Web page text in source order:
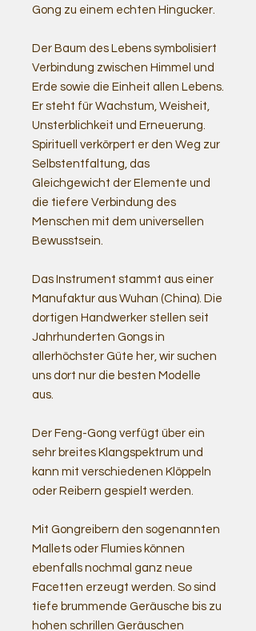
Gong zu einem echten Hingucker.
Der Baum des Lebens symbolisiert
Verbindung zwischen Himmel und
Erde sowie die Einheit allen Lebens.
Er steht für Wachstum, Weisheit,
Unsterblichkeit und Erneuerung.
Spirituell verkörpert er den Weg zur
Selbstentfaltung, das
Gleichgewicht der Elemente und
die tiefere Verbindung des
Menschen mit dem universellen
Bewusstsein.
Das Instrument stammt aus einer
Manufaktur aus Wuhan (China). Die
dortigen Handwerker stellen seit
Jahrhunderten Gongs in
allerhöchster Güte her, wir suchen
uns dort nur die besten Modelle
aus.
Der Feng-Gong verfügt über ein
sehr breites Klangspektrum und
kann mit verschiedenen Klöppeln
oder Reibern gespielt werden.
Mit Gongreibern den sogenannten
Mallets oder Flumies können
ebenfalls nochmal ganz neue
Facetten erzeugt werden. So sind
tiefe brummende Geräusche bis zu
hohen schrillen Geräuschen